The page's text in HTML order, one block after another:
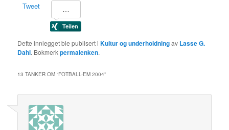
Tweet
Dette innlegget ble publisert iKultur og underholdningav Lasse G.
Dahl. Bokmerkpermalenken.
13 TANKER OM “FOTBALL-EM 2004”